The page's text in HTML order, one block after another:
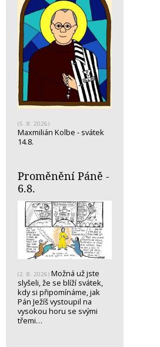
(5. 8. 2026)
Maxmilián Kolbe - svátek
14.8.
Proměnění Páně -
6.8.
(2. 8. 2026) Možná už jste
slyšeli, že se blíží svátek,
kdy si připomínáme, jak
Pán Ježíš vystoupil na
vysokou horu se svými
třemi…